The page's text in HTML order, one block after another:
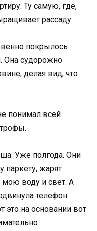
Ту самую, где,
рассаду.
покрылось
Она судорожно
делая вид, что
понимал всей
Уже полгода. Они
паркету, жарят
мою воду и свет. А
телефон
это на основании вот